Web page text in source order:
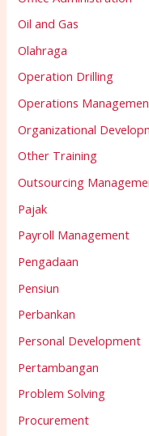
Oil and Gas
Olahraga
Operation Drilling
Operations
Organizational
Other Training
Outsourcing
Pajak
Payroll Management
Pengadaan
Pensiun
Perbankan
Personal Development
Pertambangan
Problem Solving
Procurement